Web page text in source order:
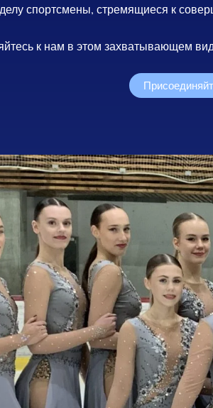
делу спортсмены, стремящиеся к
к нам в этом захватывающем